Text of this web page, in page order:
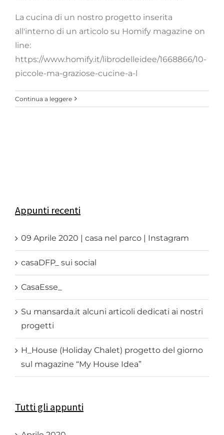
La cucina di un nostro progetto inserita
all'interno di un articolo su Homify magazine on
line:
https://www.homify.it/librodelleidee/1668866/10-
piccole-ma-graziose-cucine-a-l
Continua a leggere
Appunti recenti
09 Aprile 2020 | casa nel parco | Instagram
casaDFP_ sui social
CasaEsse_
Su mansarda.it alcuni articoli dedicati ai nostri
progetti
H_House (Holiday Chalet) progetto del giorno
sul magazine “My House Idea”
Tutti gli appunti